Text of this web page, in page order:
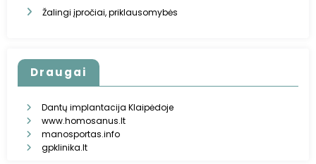
Žalingi įpročiai, priklausomybės
Draugai
Dantų implantacija Klaipėdoje
www.homosanus.lt
manosportas.info
gpklinika.lt